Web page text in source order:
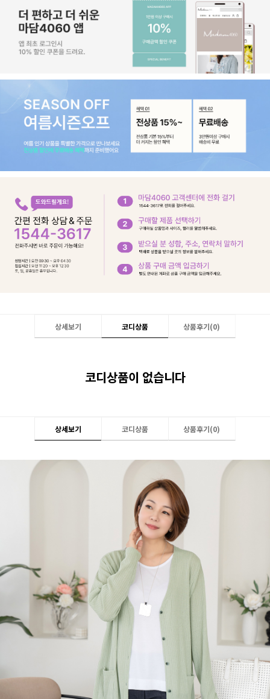
상세보기 코디상품 상품후기(0)
코디상품이 없습니다
상세보기 코디상품 상품후기(0)